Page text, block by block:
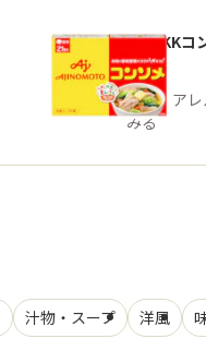
「味の素KKコ
イプ
商品・ア
みる
汁物・スープ 洋風